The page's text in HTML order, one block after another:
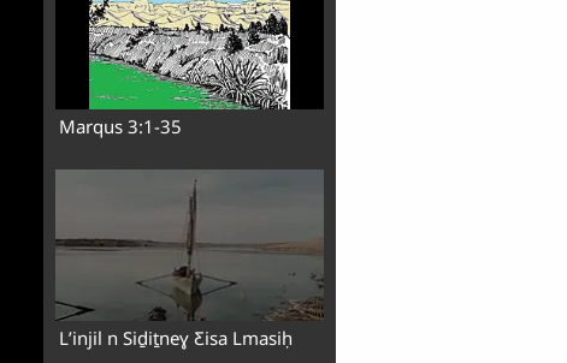
Marqus 3:1-35
Lʼinjil n Siḏiṯneɣ Ƹisa Lmasiḥ